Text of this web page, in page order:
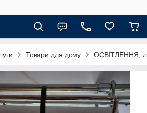
Товари для дому ОСВІТЛЕННЯ,